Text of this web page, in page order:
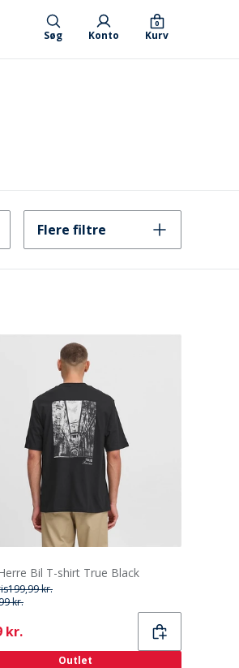
Søg Konto Kurv
0
Flere filtre
Bil T-shirt True Black
199,99 kr.
kr.
kr.
Outlet